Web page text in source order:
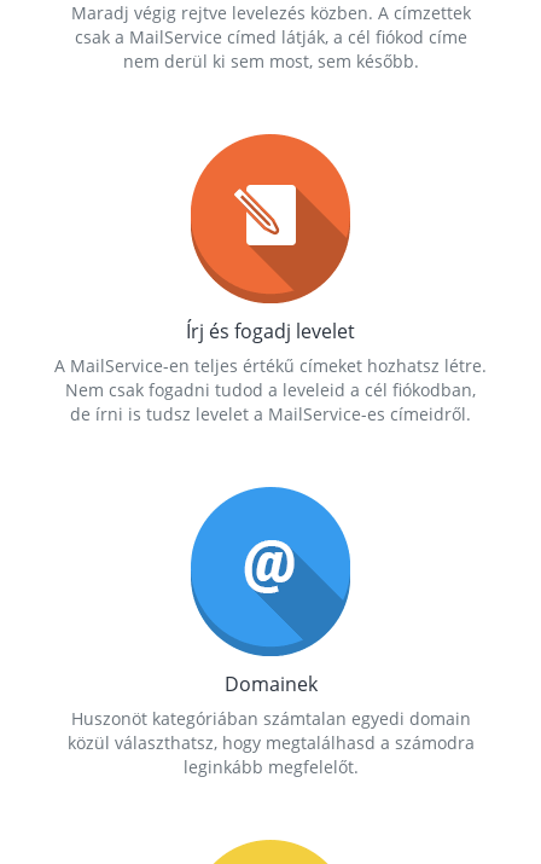
Maradj végig rejtve levelezés közben. A címzettek
csak a MailService címed látják, a cél fiókod címe
nem derül ki sem most, sem később.
Írj és fogadj levelet
A MailService-en teljes értékű címeket hozhatsz létre.
Nem csak fogadni tudod a leveleid a cél fiókodban,
de írni is tudsz levelet a MailService-es címeidről.
Domainek
Huszonöt kategóriában számtalan egyedi domain
közül választhatsz, hogy megtalálhasd a számodra
leginkább megfelelőt.